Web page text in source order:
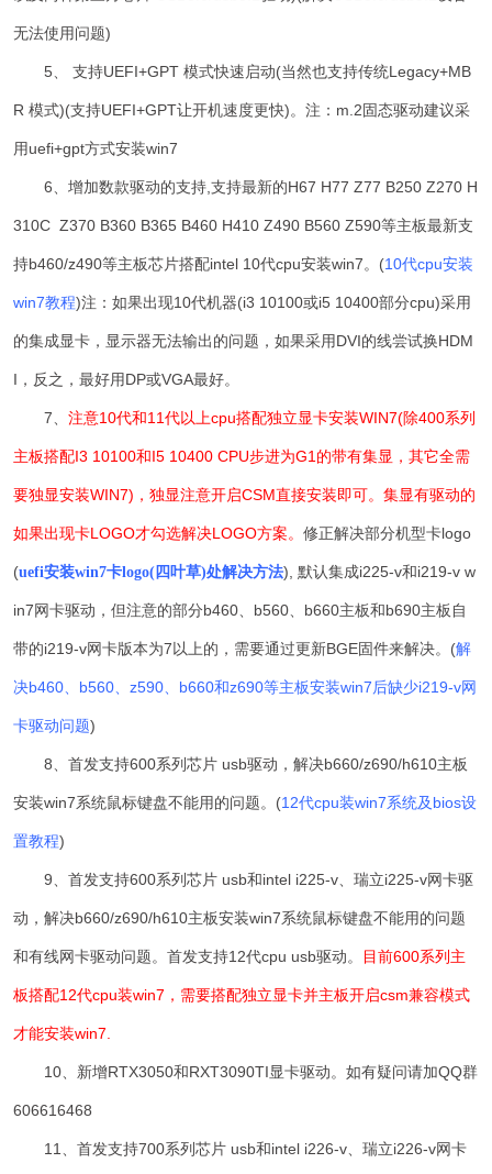
无法使用问题)
5、 支持UEFI+GPT 模式快速启动(当然也支持传统Legacy+MB
R 模式)(支持UEFI+GPT让开机速度更快)。注：m.2固态驱动建议采
用uefi+gpt方式安装win7
6、增加数款驱动的支持,支持最新的H67 H77 Z77 B250 Z270 H
310C Z370 B360 B365 B460 H410 Z490 B560 Z590等主板最新支
持b460/z490等主板芯片搭配intel 10代cpu安装win7。(10代cpu安装
win7教程)注：如果出现10代机器(i3 10100或i5 10400部分cpu)采用
的集成显卡，显示器无法输出的问题，如果采用DVI的线尝试换HDM
I，反之，最好用DP或VGA最好。
7、注意10代和11代以上cpu搭配独立显卡安装WIN7(除400系列
主板搭配I3 10100和I5 10400 CPU步进为G1的带有集显，其它全需
要独显安装WIN7)，独显注意开启CSM直接安装即可。集显有驱动的
如果出现卡LOGO才勾选解决LOGO方案。修正解决部分机型卡logo
(uefi安装win7卡logo(四叶草)处解决方法),默认集成i225-v和i219-v w
in7网卡驱动，但注意的部分b460、b560、b660主板和b690主板自
带的i219-v网卡版本为7以上的，需要通过更新BGE固件来解决。(解
决b460、b560、z590、b660和z690等主板安装win7后缺少i219-v网
卡驱动问题)
8、首发支持600系列芯片 usb驱动，解决b660/z690/h610主板
安装win7系统鼠标键盘不能用的问题。(12代cpu装win7系统及bios设
置教程)
9、首发支持600系列芯片 usb和intel i225-v、瑞立i225-v网卡驱
动，解决b660/z690/h610主板安装win7系统鼠标键盘不能用的问题
和有线网卡驱动问题。首发支持12代cpu usb驱动。 目前600系列主
板搭配12代cpu装win7，需要搭配独立显卡并主板开启csm兼容模式
才能安装win7.
10、新增RTX3050和RXT3090TI显卡驱动。如有疑问请加QQ群
606616468
11、首发支持700系列芯片 usb和intel i226-v、瑞立i226-v网卡